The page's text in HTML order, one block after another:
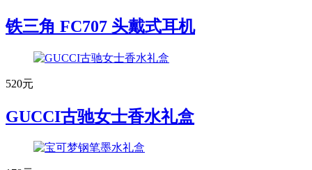
铁三角 FC707 头戴式耳机
520元
GUCCI古驰女士香水礼盒